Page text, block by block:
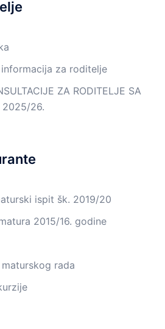
za roditelje
ZA RODITELJE SA
2025/26.
ispit šk. 2019/20
2015/16. godine
rada